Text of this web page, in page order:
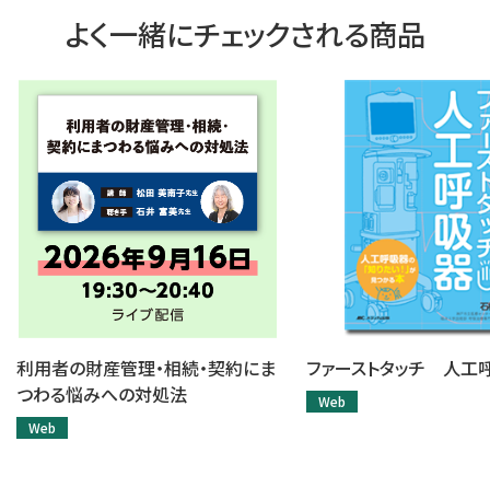
よく一緒にチェックされる商品
利用者の財産管理・相続・契約にま
つわる悩みへの対処法
Web
ファーストタッチ 人工
Web